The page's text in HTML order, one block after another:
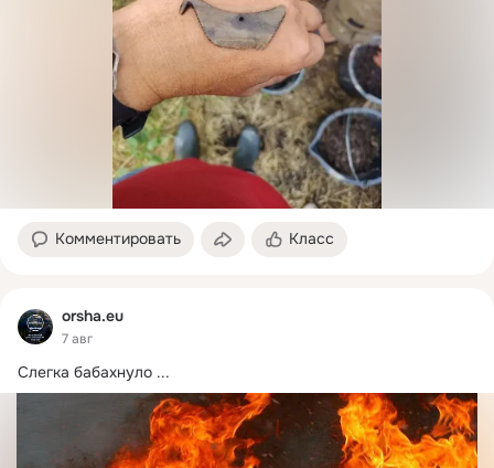
Комментировать Класс
orsha.eu
7 авг
Слегка бабахнуло ...